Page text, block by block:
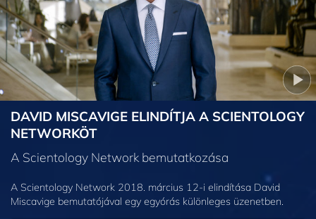
DAVID MISCAVIGE ELINDÍTJA A SCIENTOLOGY
NETWORKÖT
A Scientology Network bemutatkozása
A Scientology Network 2018. március 12-i elindítása David
Miscavige bemutatójával egy egyórás különleges üzenetben.